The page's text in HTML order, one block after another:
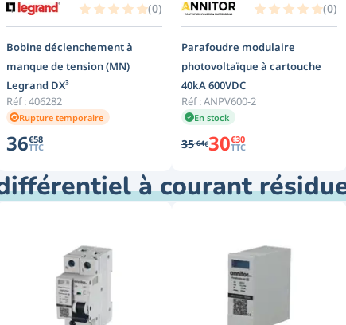
(0)
Bobine déclenchement à
manque de tension (MN)
Legrand DX³
Réf :406282
Rupture temporaire
36€58
TTC
(0)
Parafoudre modulaire
photovoltaïque à cartouche
40kA 600VDC
Réf :ANPV600-2
En stock
35 64€30€30
TTC
à courant